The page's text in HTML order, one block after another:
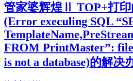
管家婆辉煌Ⅱ TOP+打印
(Error execuling SQL
FROM PrintMaster”:
is not a database)的解决